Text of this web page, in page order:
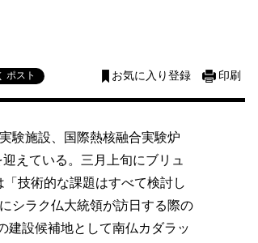
ポスト お気に入り登録 印刷
験施設、国際熱核融合実験炉
えている。三月上旬にブリュ
技術的な課題はすべて検討し
シラク仏大統領が訪日する際の
設候補地として南仏カダラッ